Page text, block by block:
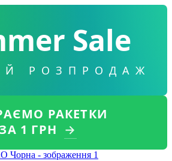
Sale
РОЗПРОДАЖ
РАКЕТКИ
ЗА 1 ГРН →